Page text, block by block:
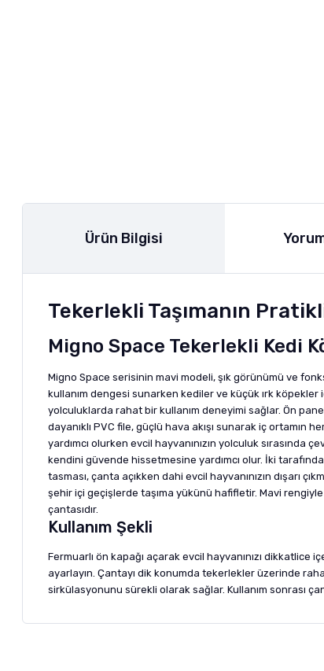
Ürün Bilgisi
Tekerlekli Taşımanın
Migno Space Tekerlekli Kedi
Migno Space serisinin mavi modeli, şık görünümü ve
kullanım dengesi sunarken kediler ve küçük ırk
yolculuklarda rahat bir kullanım deneyimi sağlar. Ön
dayanıklı PVC file, güçlü hava akışı sunarak iç ortamın
yardımcı olurken evcil hayvanınızın yolculuk
kendini güvende hissetmesine yardımcı olur. İki
tasması, çanta açıkken dahi evcil hayvanınızın dışarı
şehir içi geçişlerde taşıma yükünü hafifletir. Mavi
çantasıdır.
Kullanım Şekli
Fermuarlı ön kapağı açarak evcil hayvanınızı
ayarlayın. Çantayı dik konumda tekerlekler üzerinde
sirkülasyonunu sürekli olarak sağlar. Kullanım sonrası